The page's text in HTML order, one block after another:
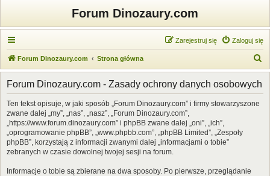
Forum Dinozaury.com
Zaloguj się
Zarejestruj się
Forum Dinozaury.com Strona główna
z
Forum Dinozaury.com - Zasady ochrony danych osobowych
Ten tekst opisuje, w jaki sposób „Forum Dinozaury.com” i firmy stowarzyszone
zwane dalej „my”, „nas”, „nasz”, „Forum Dinozaury.com”,
„https://www.forum.dinozaury.com” i phpBB zwane dalej „oni”, „ich”,
„oprogramowanie phpBB”, „www.phpbb.com”, „phpBB Limited”, „Zespoły
phpBB”, korzystają z informacji zwanymi dalej „informacjami o tobie”
zebranych w czasie dowolnej twojej sesji na forum.
Informacje o tobie są zbierane na dwa sposoby. Po pierwsze, przeglądanie